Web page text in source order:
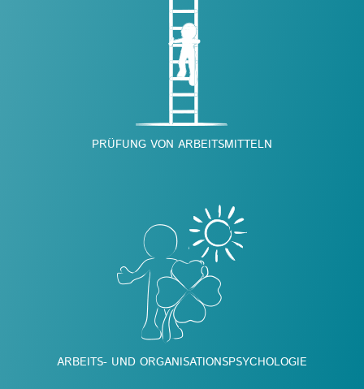
PRÜFUNG VON ARBEITSMITTELN
ARBEITS- UND ORGANISATIONSPSYCHOLOGIE